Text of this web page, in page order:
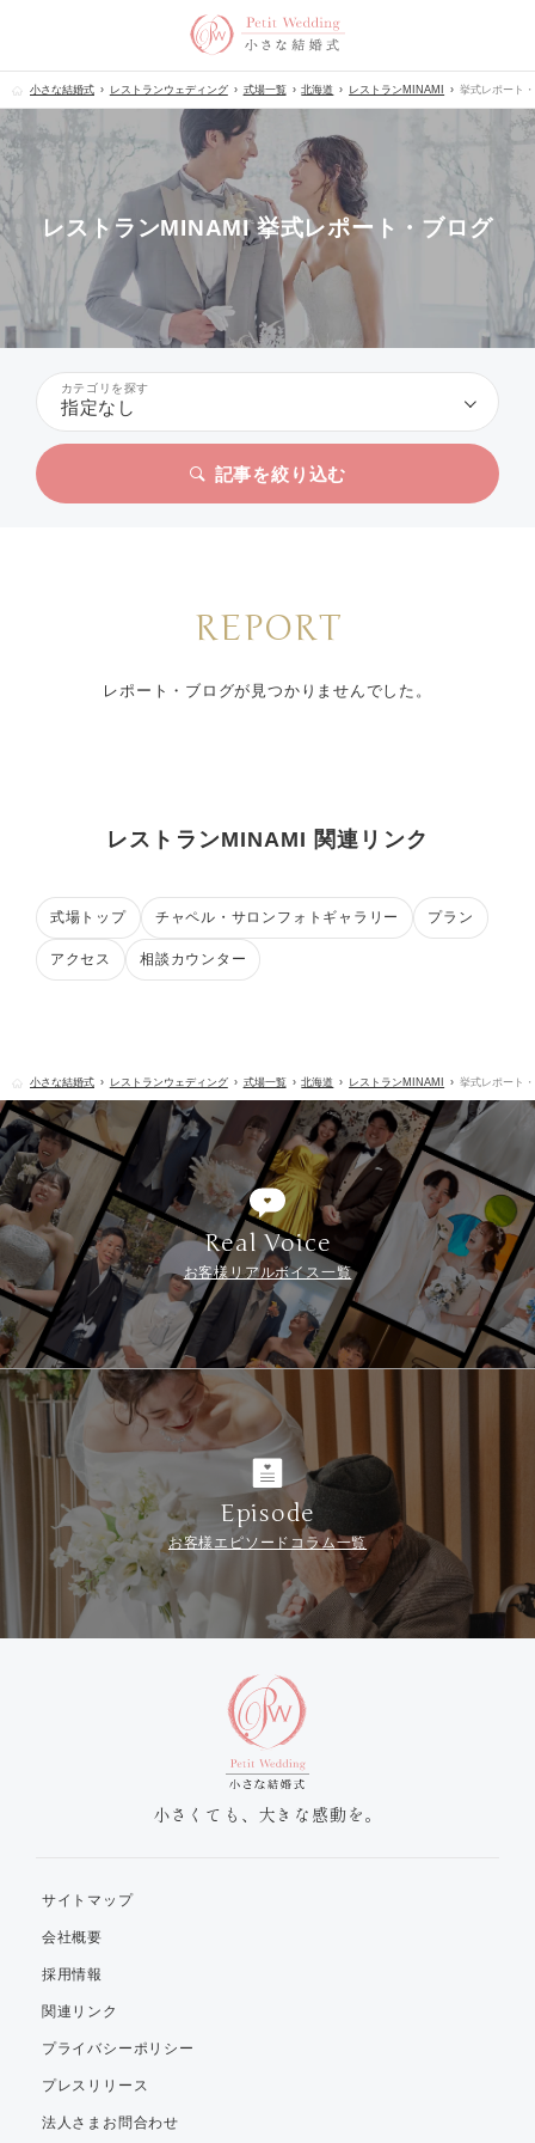
小さな結婚式 レストランウェディング 式場一覧 北海道 レストランMINAMI 挙式レポート
レストランMINAMI 挙式レポート・ブログ
カテゴリを探す
指定なし
記事を絞り込む
REPORT
レポート・ブログが見つかりませんでした。
レストランMINAMI 関連リンク
式場トップ チャペル・サロンフォトギャラリー プラン
アクセス 相談カウンター
小さな結婚式 レストランウェディング 式場一覧 北海道 レストランMINAMI 挙式レポート
Real Voice
お客様リアルボイス一覧
Episode
お客様エピソードコラム一覧
小さくても、大きな感動を。
サイトマップ
会社概要
採用情報
関連リンク
プライバシーポリシー
プレスリリース
法人さまお問合わせ